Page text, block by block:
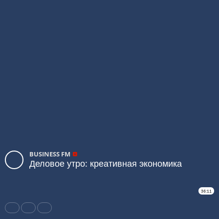
BUSINESS FM
Деловое утро: креативная экономика
36:11
Share